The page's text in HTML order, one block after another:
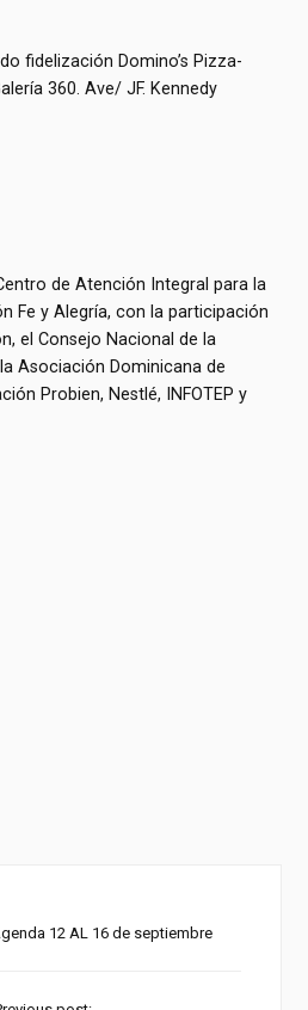
fidelización Domino’s Pizza-
360. Ave/ JF. Kennedy
de Atención Integral para la
Fe y Alegría, con la participación
el Consejo Nacional de la
Asociación Dominicana de
Probien, Nestlé, INFOTEP y
12 AL 16 de septiembre